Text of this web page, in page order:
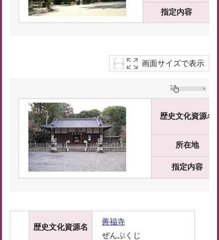
指定内容
画面サイズで表示
歴史文化資源名
所在地
指定内容
歴史文化資源名
善福寺
ぜんぷくじ